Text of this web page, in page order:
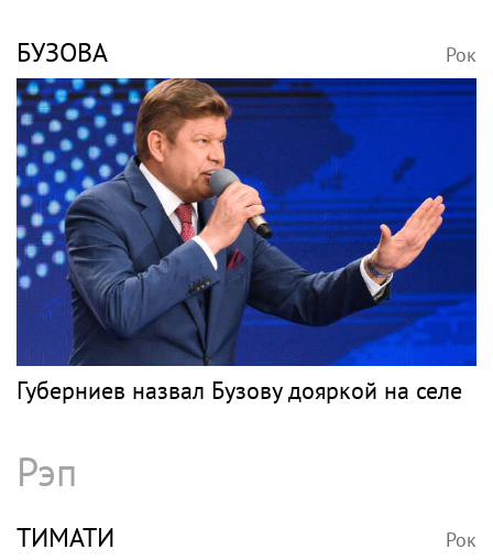
БУЗОВА Рок
Губерниев назвал Бузову дояркой на селе
Рэп
ТИМАТИ Рок